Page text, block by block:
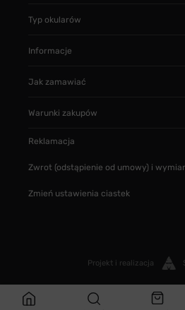
Typ okularów
Informacje
Jak zamawiać
Warunki zakupów
Reklamacja
Zwrot (odstąpienie od umowy) i
Zmień ustawienia ciastek
Projekt i realizacja